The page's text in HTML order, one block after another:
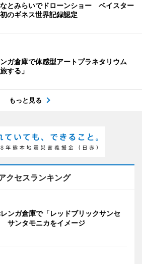
とみらいでドローンショー ベイスター
のギネス世界記録認定
ガ倉庫で体感型アートプラネタリウム
する」
もっと見る
クセスランキング
ンガ倉庫で「レッドブリックサンセ
サンタモニカをイメージ